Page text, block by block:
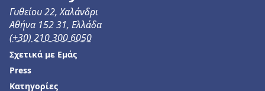
Γυθείου 22, Χαλάνδρι
Αθήνα 152 31, Ελλάδα
(+30) 210 300 6050
Σχετικά με Εμάς
Press
Κατηγορίες